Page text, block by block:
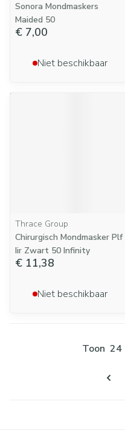
Sonora Mondmaskers
Maided 50
€ 7,00
Niet beschikbaar
Thrace Group
Chirurgisch Mondmasker Plf
Iir Zwart 50 Infinity
€ 11,38
Niet beschikbaar
Toon